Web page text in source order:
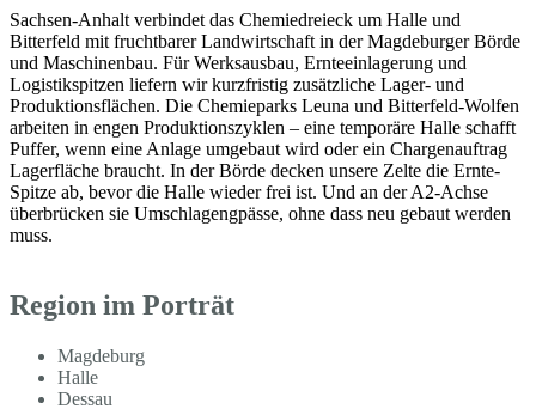
Sachsen-Anhalt verbindet das Chemiedreieck um Halle und
Bitterfeld mit fruchtbarer Landwirtschaft in der Magdeburger Börde
und Maschinenbau. Für Werksausbau, Ernteeinlagerung und
Logistikspitzen liefern wir kurzfristig zusätzliche Lager- und
Produktionsflächen. Die Chemieparks Leuna und Bitterfeld-Wolfen
arbeiten in engen Produktionszyklen – eine temporäre Halle schafft
Puffer, wenn eine Anlage umgebaut wird oder ein Chargenauftrag
Lagerfläche braucht. In der Börde decken unsere Zelte die Ernte-
Spitze ab, bevor die Halle wieder frei ist. Und an der A2-Achse
überbrücken sie Umschlagengpässe, ohne dass neu gebaut werden
muss.
Region im Porträt
Magdeburg
Halle
Dessau